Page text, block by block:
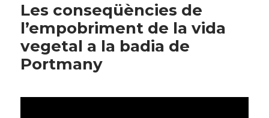
Les conseqüències de
l’empobriment de la vida
vegetal a la badia de
Portmany